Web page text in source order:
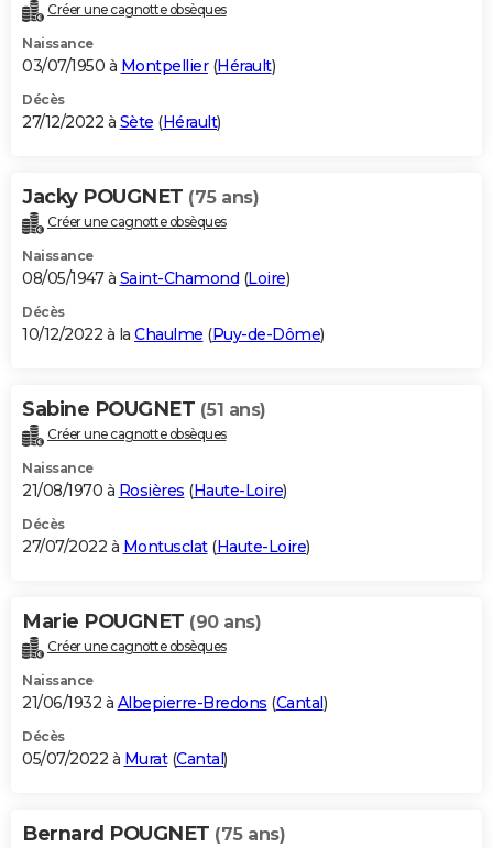
Créer une cagnotte obsèques
Naissance
03/07/1950 à Montpellier(Hérault)
Décès
27/12/2022 à Sète (Hérault)
Jacky POUGNET (75 ans)
Créer une cagnotte obsèques
Naissance
08/05/1947 à Saint-Chamond (Loire)
Décès
10/12/2022 à la Chaulme (Puy-de-Dôme)
Sabine POUGNET (51 ans)
Créer une cagnotte obsèques
Naissance
21/08/1970 à Rosières (Haute-Loire)
Décès
27/07/2022 à Montusclat(Haute-Loire)
Marie POUGNET (90 ans)
Créer une cagnotte obsèques
Naissance
21/06/1932 à Albepierre-Bredons (Cantal)
Décès
05/07/2022 à Murat(Cantal)
Bernard POUGNET (75 ans)